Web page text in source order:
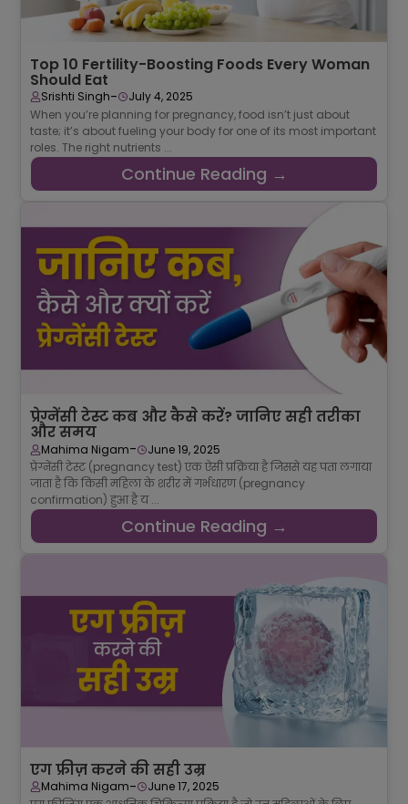
Top 10 Fertility-Boosting Foods Every Woman
Should Eat
Srishti Singh-
July 4, 2025
When you’re planning for pregnancy, food isn’t just about
taste; it’s about fueling your body for one of its most important
roles. The right nutrients ...
Continue Reading →
प्रेग्नेंसी टेस्ट कब और कैसे करें? जानिए सही तरीका
और समय
Mahima Nigam-
June 19, 2025
प्रेग्नेंसी टेस्ट (pregnancy test) एक ऐसी प्रक्रिया है जिससे यह पता लगाया
जाता है कि किसी महिला के शरीर में गर्भधारण (pregnancy
confirmation) हुआ है य ...
Continue Reading →
एग फ्रीज़ करने की सही उम्र
Mahima Nigam-
June 17, 2025